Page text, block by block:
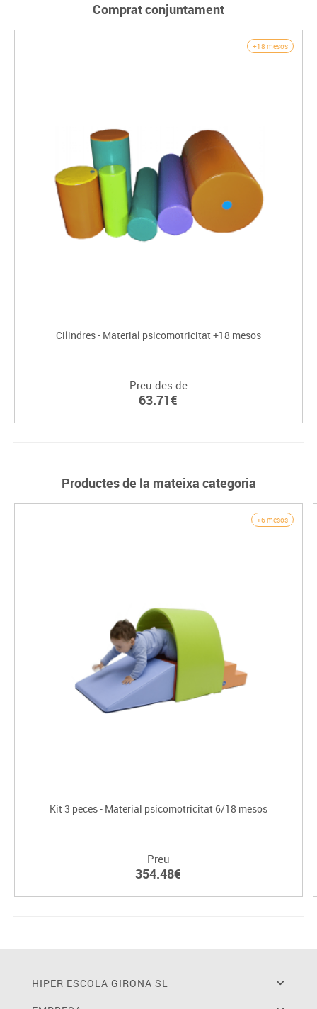
Comprat conjuntament
+18 mesos
Cilindres - Material psicomotricitat +18 mesos
Preu des de
63.71€
Productes de la mateixa categoria
+6 mesos
Kit 3 peces - Material psicomotricitat 6/18 mesos
Preu
354.48€
HIPER ESCOLA GIRONA SL